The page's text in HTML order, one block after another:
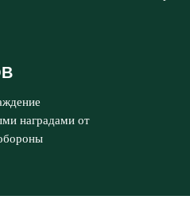
наградами от